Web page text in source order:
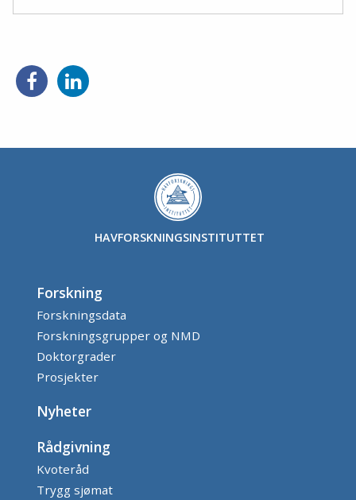
HAVFORSKNINGSINSTITUTTET
Forskning
Forskningsdata
Forskningsgrupper og NMD
Doktorgrader
Prosjekter
Nyheter
Rådgivning
Kvoteråd
Trygg sjømat